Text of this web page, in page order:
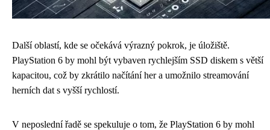
Další oblastí, kde se očekává výrazný pokrok, je úložiště.
PlayStation 6 by mohl být vybaven rychlejším SSD diskem s větší
kapacitou, což by zkrátilo načítání her a umožnilo streamování
herních dat s vyšší rychlostí.
V neposlední řadě se spekuluje o tom, že PlayStation 6 by mohl